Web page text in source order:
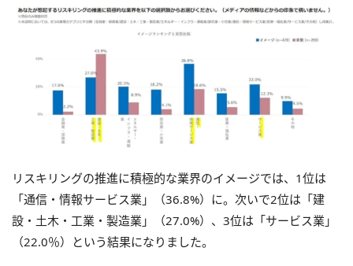
リスキリングの推進に積極的な業界のイメージでは、1位は
「通信・情報サービス業」（36.8%）に。次いで2位は「建
設・土木・工業・製造業」（27.0%）、3位は「サービス業」
（22.0％）という結果になりました。